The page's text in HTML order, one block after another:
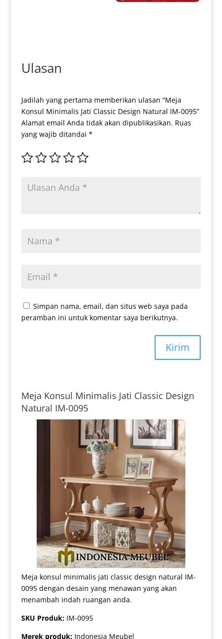
Ulasan
Jadilah yang pertama memberikan ulasan “Meja
Konsul Minimalis Jati Classic Design Natural IM-0095”
Alamat email Anda tidak akan dipublikasikan. Ruas
yang wajib ditandai *
Simpan nama, email, dan situs web saya pada
peramban ini untuk komentar saya berikutnya.
Kirim
Meja Konsul Minimalis Jati Classic Design
Natural IM-0095
Meja konsul minimalis jati classic design natural IM-
0095 dengan desain yang menawan yang akan
menambah indah ruangan anda.
SKU Produk: IM-0095
Merek produk: Indonesia Meubel